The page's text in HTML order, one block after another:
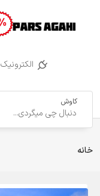
الکترونیک
کاوش
خانه